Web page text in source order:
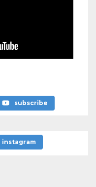
subscribe
instagram